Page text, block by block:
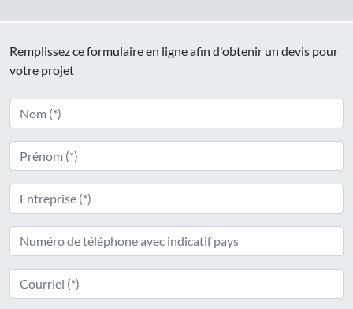
Remplissez ce formulaire en ligne afin d'obtenir un devis pour
votre projet